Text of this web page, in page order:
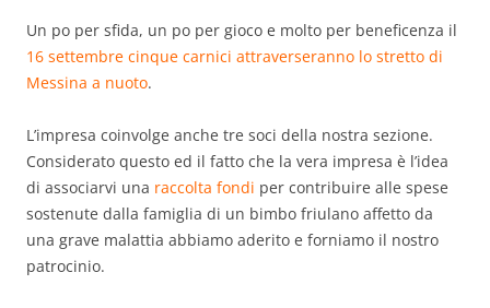
Un po per sfida, un po per gioco e molto per beneficenza il
16 settembre cinque carnici attraverseranno lo stretto di
Messina a nuoto.
L’impresa coinvolge anche tre soci della nostra sezione.
Considerato questo ed il fatto che la vera impresa è l’idea
di associarvi una raccolta fondi per contribuire alle spese
sostenute dalla famiglia di un bimbo friulano affetto da
una grave malattia abbiamo aderito e forniamo il nostro
patrocinio.